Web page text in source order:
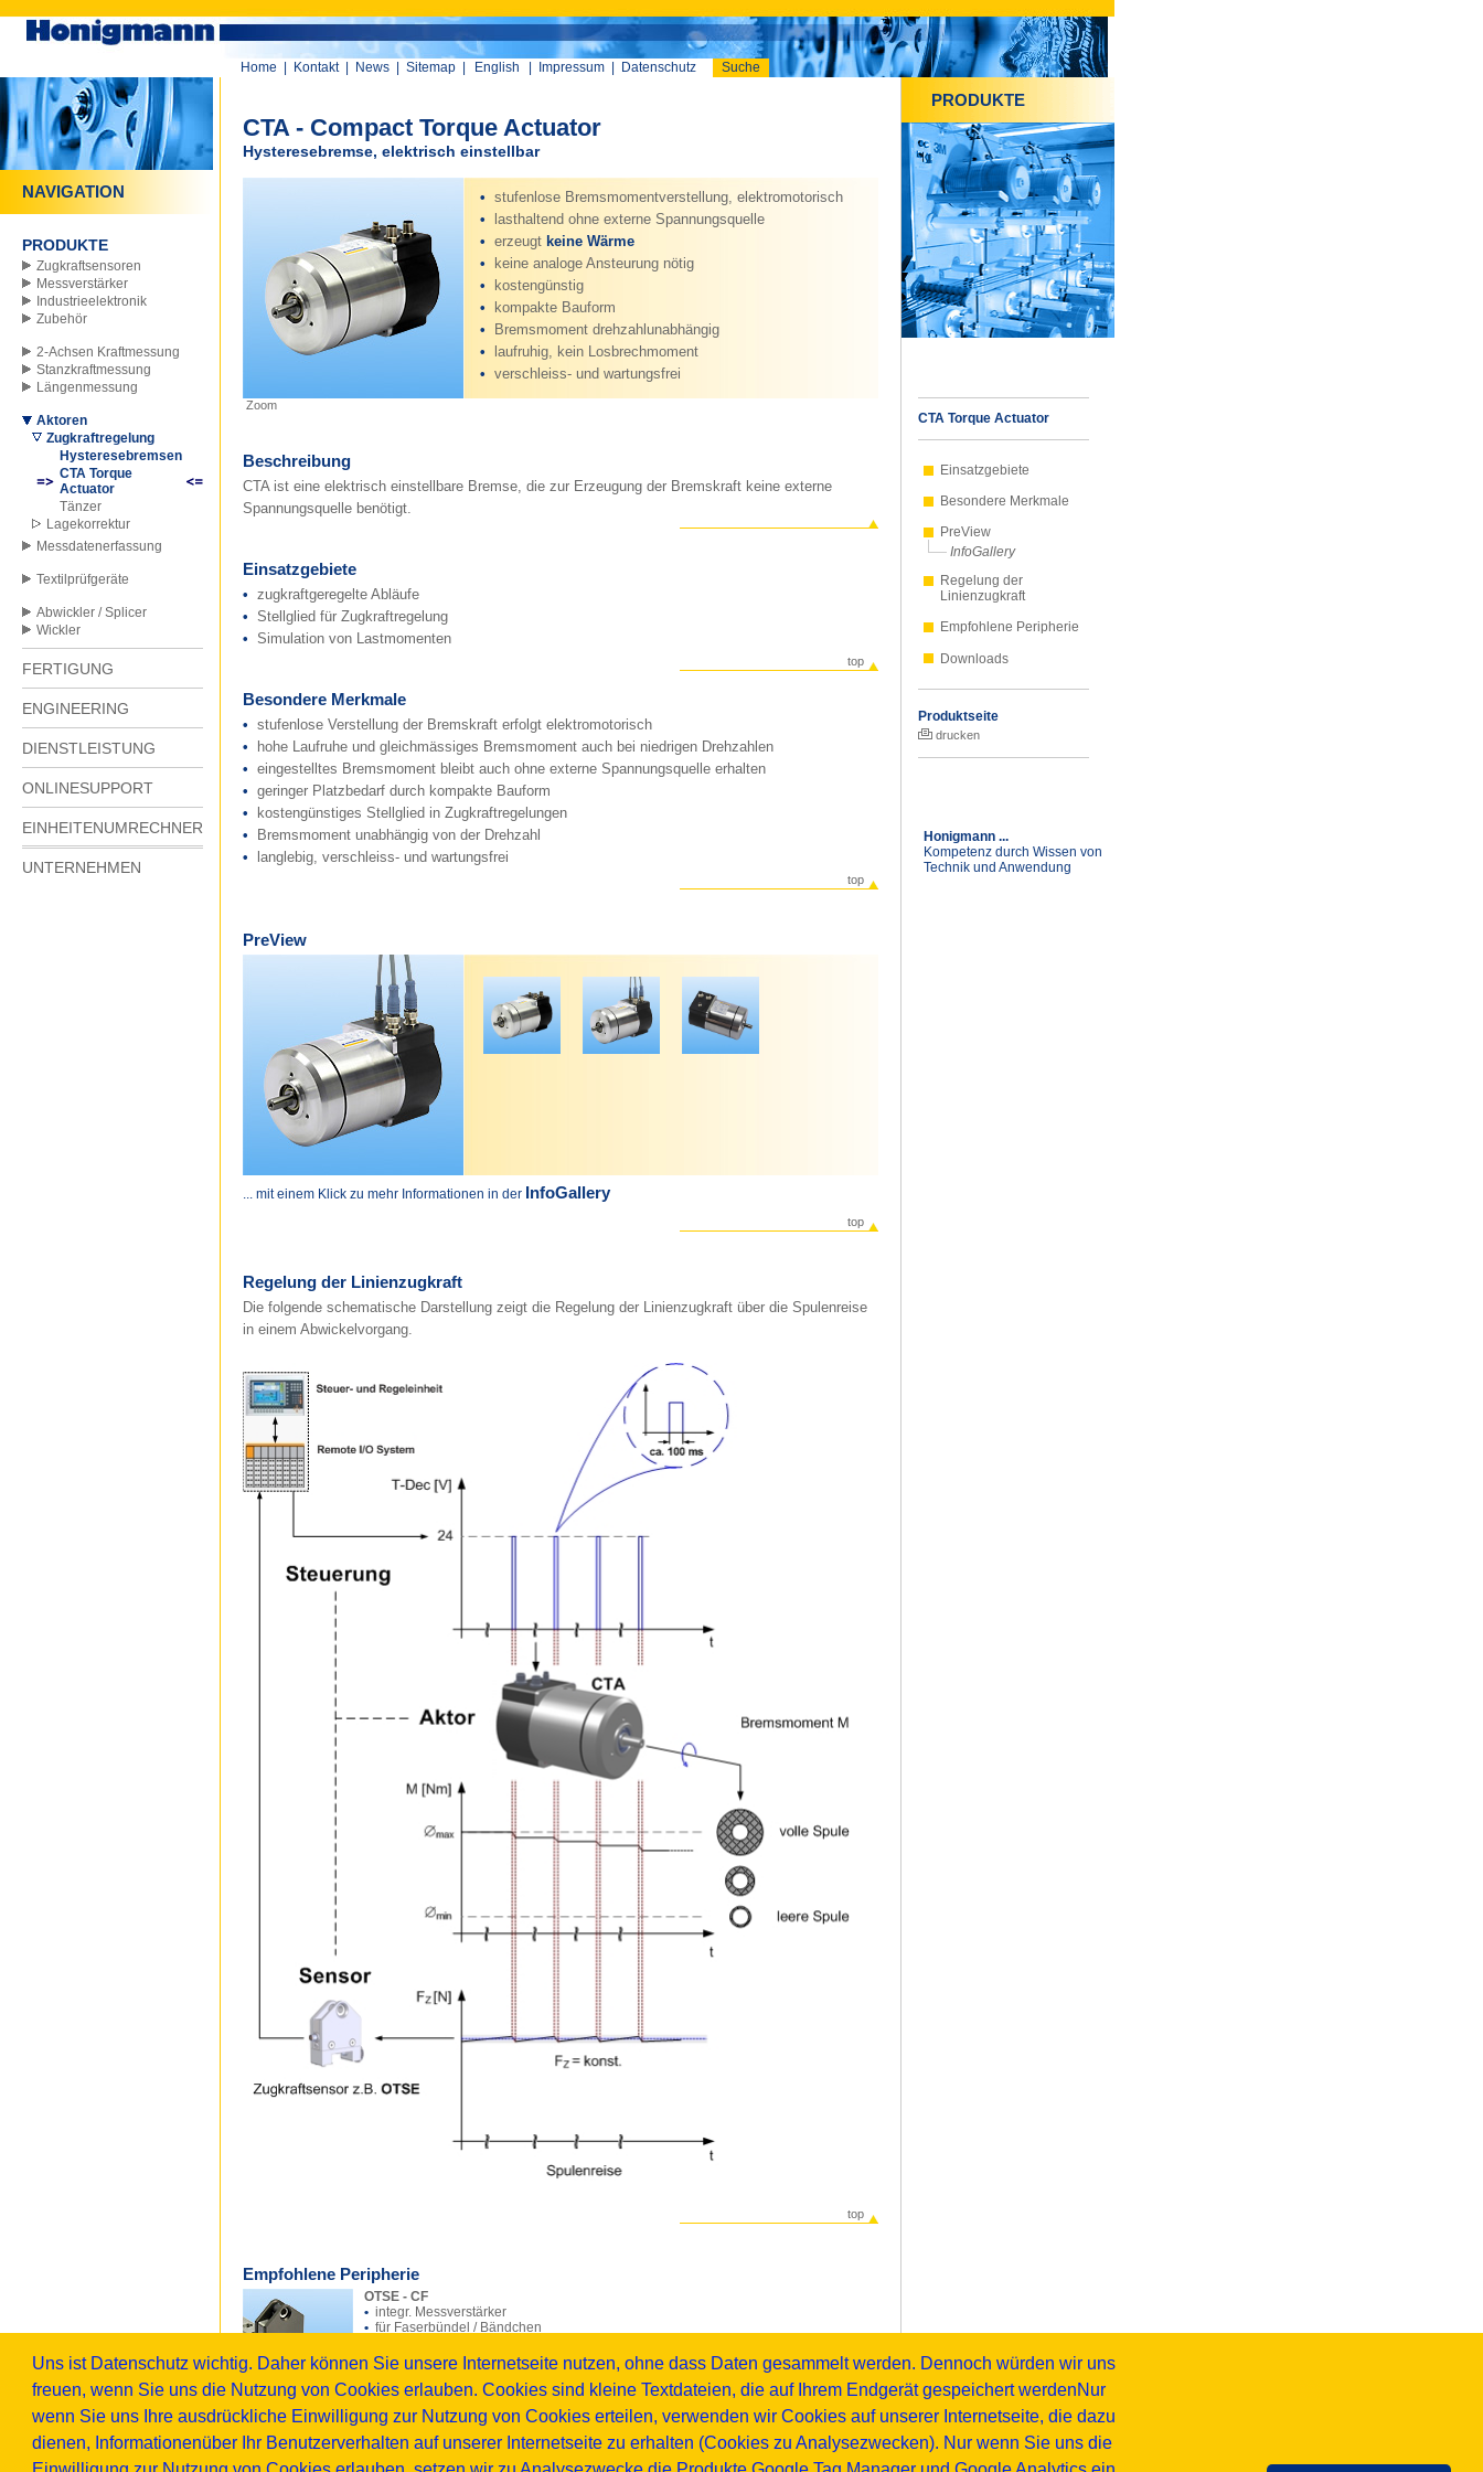
Uns ist Datenschutz wichtig. Daher können Sie unsere Internetseite nutzen, ohne dass Daten gesammelt werden. Dennoch würden wir uns
freuen, wenn Sie uns die Nutzung von Cookies erlauben. Cookies sind kleine Textdateien, die auf Ihrem Endgerät gespeichert werdenNur
wenn Sie uns Ihre ausdrückliche Einwilligung zur Nutzung von Cookies erteilen, verwenden wir Cookies auf unserer Internetseite, die dazu
dienen, Informationenüber Ihr Benutzerverhalten auf unserer Internetseite zu erhalten (Cookies zu Analysezwecken). Nur wenn Sie uns die
Home Kontakt News Sitemap English Impressum Datenschutz Suche
NAVIGATION
PRODUKTE
Zugkraftsensoren
Messverstärker
Industrieelektronik
Zubehör
2-Achsen Kraftmessung
Stanzkraftmessung
Längenmessung
Aktoren
Zugkraftregelung
Hysteresebremsen
CTA Torque
Actuator
Tänzer
Lagekorrektur
Messdatenerfassung
Textilprüfgeräte
Abwickler / Splicer
Wickler
FERTIGUNG
ENGINEERING
DIENSTLEISTUNG
ONLINESUPPORT
EINHEITENUMRECHNER
UNTERNEHMEN
CTA - Compact Torque Actuator
Hysteresebremse, elektrisch einstellbar
• stufenlose Bremsmomentverstellung, elektromotorisch
• lasthaltend ohne externe Spannungsquelle
• erzeugt keine Wärme
• keine analoge Ansteurung nötig
• kostengünstig
• kompakte Bauform
• Bremsmoment drehzahlunabhängig
• laufruhig, kein Losbrechmoment
• verschleiss- und wartungsfrei
Zoom
Beschreibung
CTA ist eine elektrisch einstellbare Bremse, die zur Erzeugung der Bremskraft keine externe
Spannungsquelle benötigt.
Einsatzgebiete
• zugkraftgeregelte Abläufe
• Stellglied für Zugkraftregelung
• Simulation von Lastmomenten
top
Besondere Merkmale
• stufenlose Verstellung der Bremskraft erfolgt elektromotorisch
• hohe Laufruhe und gleichmässiges Bremsmoment auch bei niedrigen Drehzahlen
• eingestelltes Bremsmoment bleibt auch ohne externe Spannungsquelle erhalten
• geringer Platzbedarf durch kompakte Bauform
• kostengünstiges Stellglied in Zugkraftregelungen
• Bremsmoment unabhängig von der Drehzahl
• langlebig, verschleiss- und wartungsfrei
top
PreView
... mit einem Klick zu mehr Informationen in der InfoGallery
top
Regelung der Linienzugkraft
Die folgende schematische Darstellung zeigt die Regelung der Linienzugkraft über die Spulenreise
in einem Abwickelvorgang.
top
Empfohlene Peripherie
Zur Produktseite
OTSE - CF
• integr. Messverstärker
• für Faserbündel / Bändchen
• FN=> 0N bis 40N
top
Downloads
Datenblatt CTA
PRODUKTE
CTA Torque Actuator
Einsatzgebiete
Besondere Merkmale
PreView
InfoGallery
Regelung der
Linienzugkraft
Empfohlene Peripherie
Downloads
Produktseite
drucken
Honigmann ...
Kompetenz durch Wissen von
Technik und Anwendung